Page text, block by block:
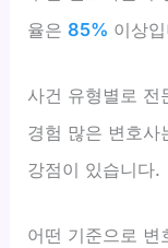
율은85% 이상
사건 유형별로 전
경험 많은 변호사
강점이 있습니다.
어떤 기준으로 변